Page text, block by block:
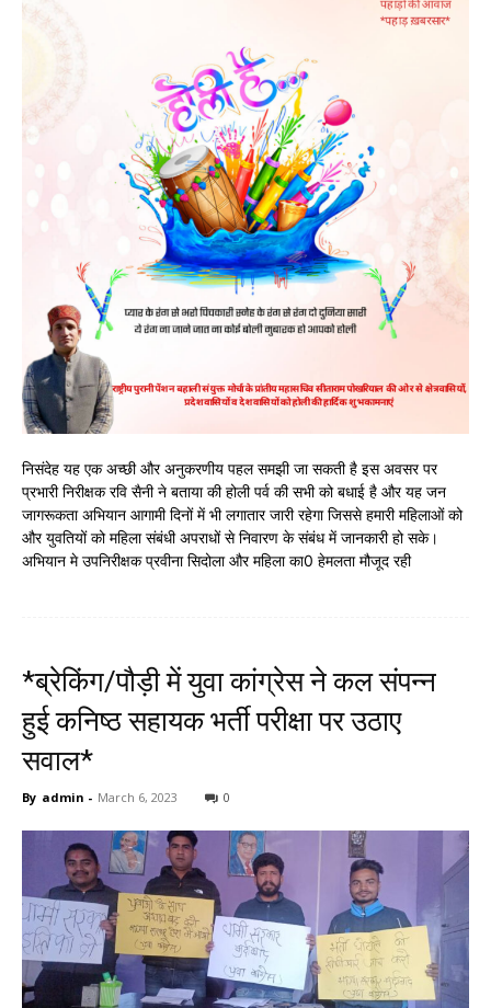
निसंदेह यह एक अच्छी और अनुकरणीय पहल समझी जा सकती है इस अवसर पर
प्रभारी निरीक्षक रवि सैनी ने बताया की होली पर्व की सभी को बधाई है और यह जन
जागरूकता अभियान आगामी दिनों में भी लगातार जारी रहेगा जिससे हमारी महिलाओं को
और युवतियों को महिला संबंधी अपराधों से निवारण के संबंध में जानकारी हो सके।
अभियान मे उपनिरीक्षक प्रवीना सिदोला और महिला का0 हेमलता मौजूद रही
*ब्रेकिंग/पौड़ी में युवा कांग्रेस ने कल संपन्न
हुई कनिष्ठ सहायक भर्ती परीक्षा पर उठाए
सवाल*
By admin - March 6, 2023 0